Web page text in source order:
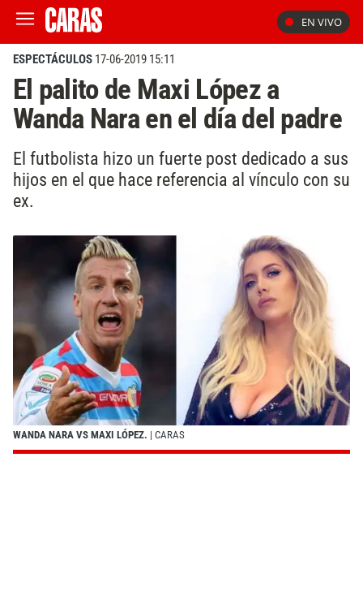
EN VIVO
ESPECTÁCULOS 17-06-2019 15:11
El palito de Maxi López a
Wanda Nara en el día del padre
El futbolista hizo un fuerte post dedicado a sus
hijos en el que hace referencia al vínculo con su
ex.
WANDA NARA VS MAXI LÓPEZ. | CARAS